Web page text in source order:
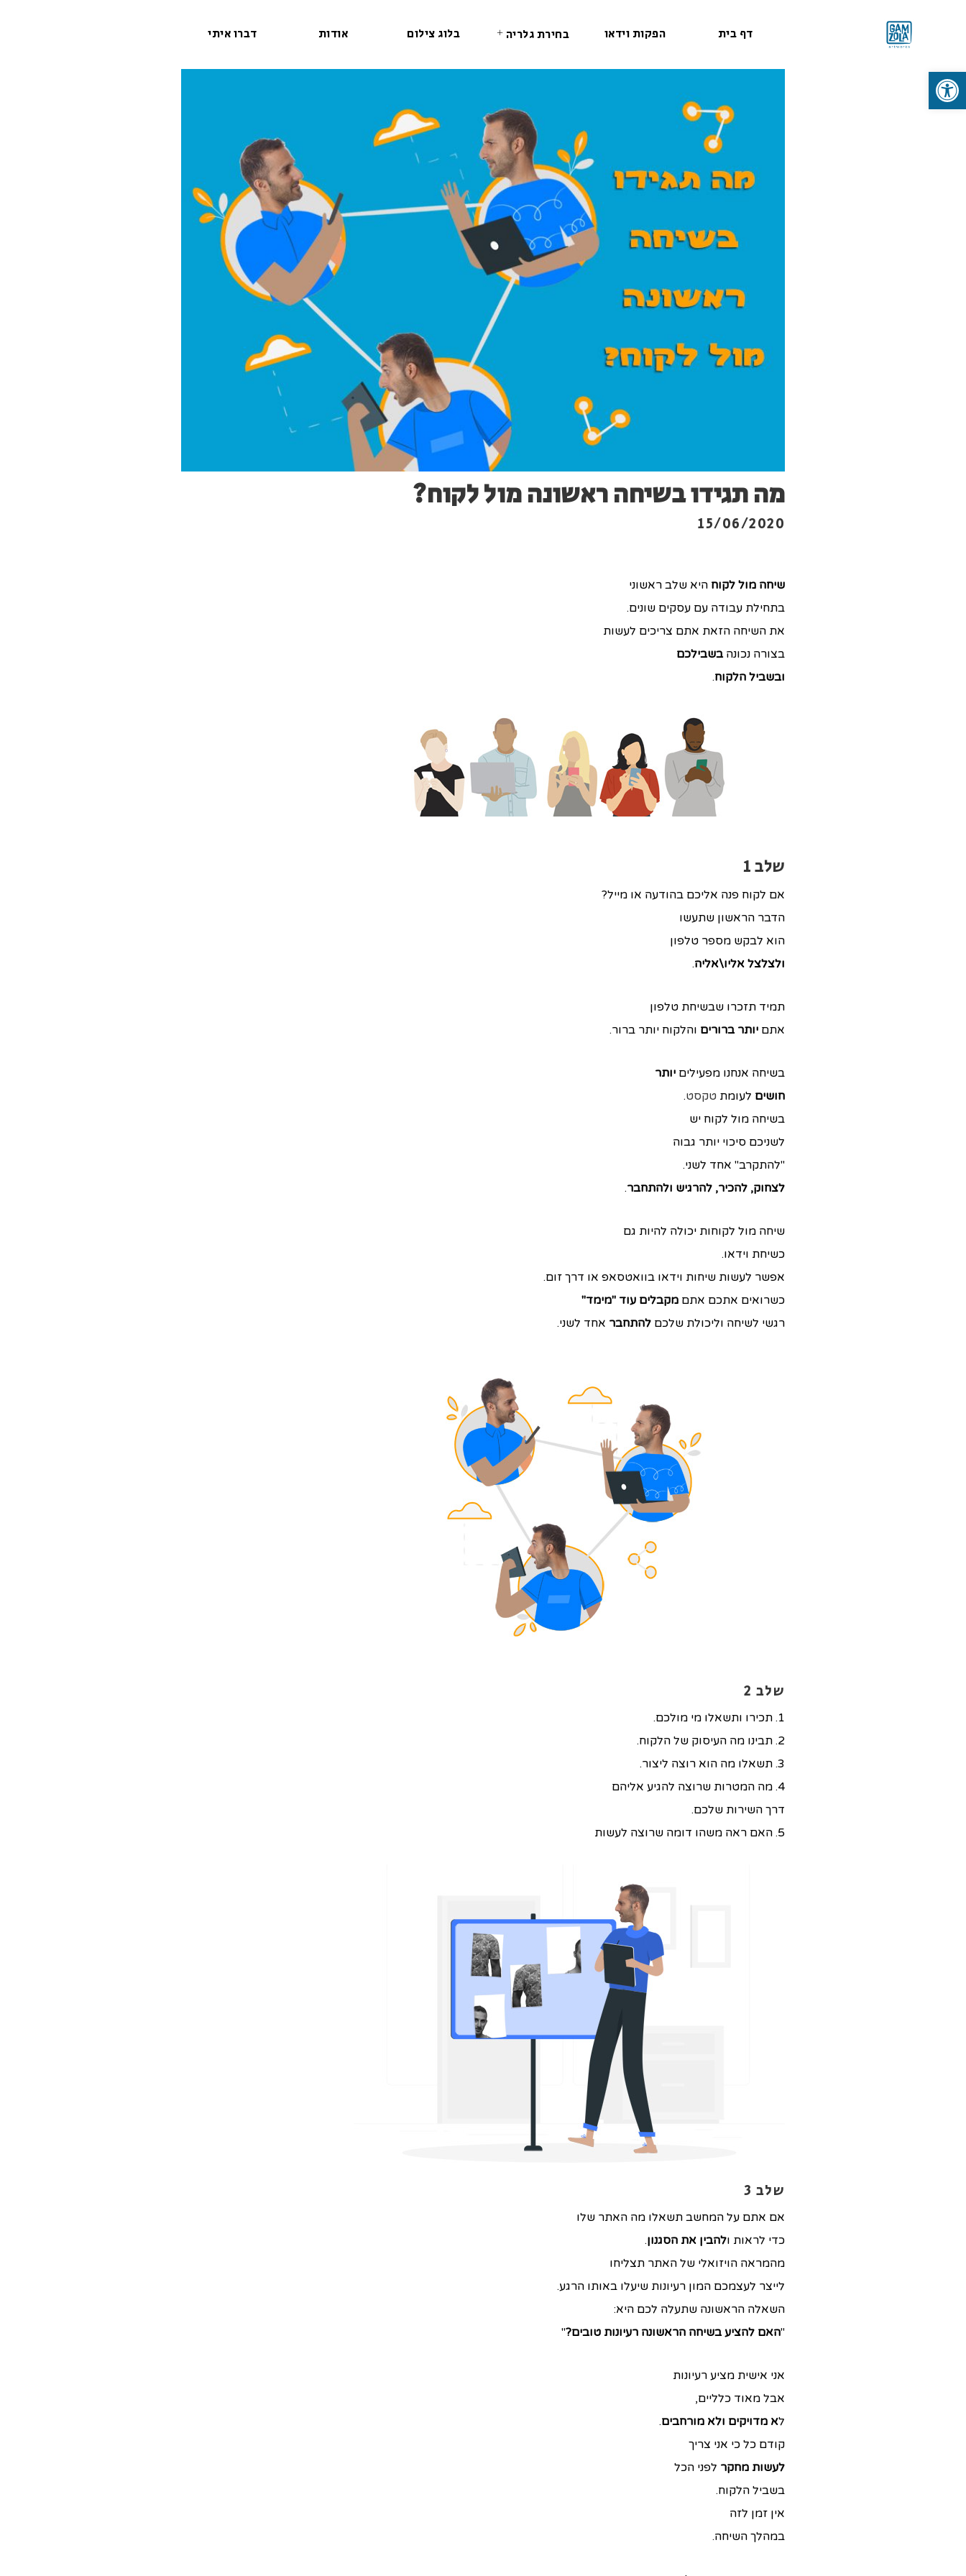
פתח סרגל נגישות
דף בית הפקות וידאו בחירת גלריה בלוג צילום אודות דברו איתי
מה תגידו בשיחה ראשונה מול לקוח?
15/06/2020
שיחה מול לקוח היא שלב ראשוני
בתחילת עבודה עם עסקים שונים.
את השיחה הזאת אתם צריכים לעשות
בצורה נכונהבשבילכם
ובשביל הלקוח.
שלב 1
אם לקוח פנה אליכם בהודעה או מייל?
הדבר הראשון שתעשו
הוא לבקש מספר טלפון
ולצלצל אליו\אליה.
תמיד תזכרו שבשיחת טלפון
אתם יותר ברורים והלקוח יותר ברור.
בשיחה אנחנו מפעילים יותר
חושים לעומת טקסט.
בשיחה מול לקוח יש
לשניכם סיכוי יותר גבוה
"להתקרב" אחד לשני.
לצחוק, להכיר, להרגיש ולהתחבר.
שיחה מול לקוחות יכולה להיות גם
כשיחת וידאו.
אפשר לעשות שיחות וידאו בוואטסאפ או דרך זום.
כשרואים אתכם אתם מקבלים עוד "מימד"
רגשי לשיחה וליכולת שלכם להתחבר אחד לשני.
שלב 2
1. תכירו ותשאלו מי מולכם.
2. תבינו מה העיסוק של הלקוח.
3. תשאלו מה הוא רוצה ליצור.
4. מה המטרות שרוצה להגיע אליהם
דרך השירות שלכם.
5. האם ראה משהו דומה שרוצה לעשות
שלב 3
אם אתם על המחשב תשאלו מה האתר שלו
כדי לראות ולהבין את הסגנון.
מהמראה הויזואלי של האתר תצליחו
לייצר לעצמכם המון רעיונות שיעלו באותו הרגע.
השאלה הראשונה שתעלה לכם היא:
"האם להציע בשיחה הראשונה רעיונות טובים?"
אני אישית מציע רעיונות
אבל מאוד כלליים,
לא מדויקים ולא מורחבים.
קודם כל כי אני צריך
לעשות מחקר לפני הכל
בשביל הלקוח.
אין זמן לזה
במהלך השיחה.